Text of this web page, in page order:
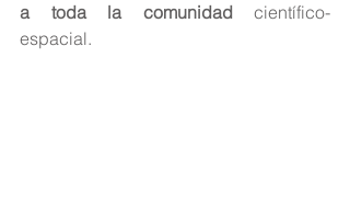
a toda la comunidad científico-
espacial.